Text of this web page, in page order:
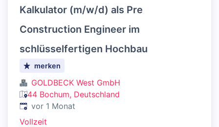
Kalkulator (m/w/d) als Pre
Construction Engineer im
schlüsselfertigen Hochbau
merken
GOLDBECK West GmbH
44 Bochum, Deutschland
Veröffentlicht:
vor 1 Monat
Vollzeit